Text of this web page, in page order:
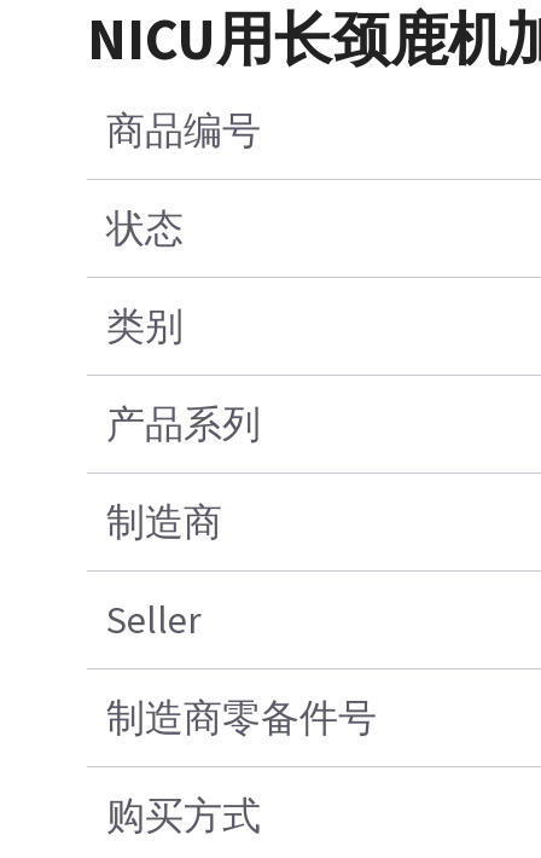
NICU用长颈鹿机
商品编号
状态
类别
产品系列
制造商
Seller
制造商零备件号
购买方式